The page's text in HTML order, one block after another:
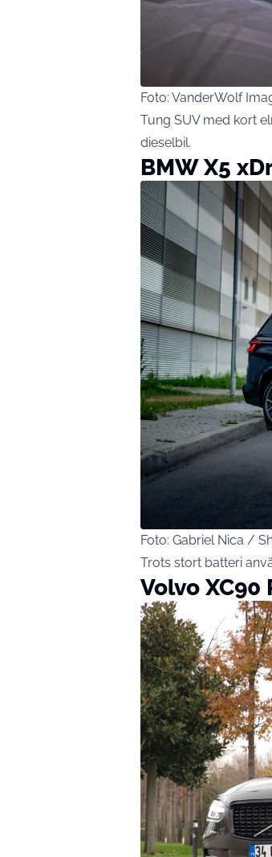
Foto: VanderWolf
Tung SUV med kort
dieselbil.
BMW X5
Foto: Gabriel Nica /
Trots stort batteri
Volvo XC90